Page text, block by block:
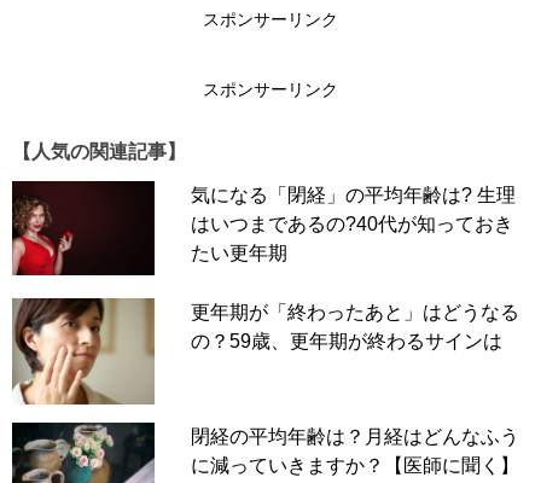
日々
スポンサーリンク
スポンサーリンク
【人気の関連記事】
気になる「閉経」の平均年齢は? 生理
はいつまであるの?40代が知っておき
たい更年期
更年期が「終わったあと」はどうなる
の？59歳、更年期が終わるサインは
閉経の平均年齢は？月経はどんなふう
に減っていきますか？【医師に聞く】